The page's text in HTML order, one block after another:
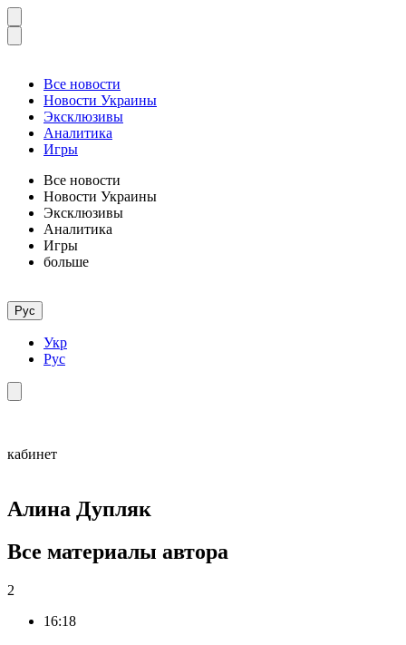
Все новости
Новости Украины
Эксклюзивы
Аналитика
Игры
Все новости
Новости Украины
Эксклюзивы
Аналитика
Игры
больше
Рус
Укр
Рус
кабинет
Алина Дупляк
Все материалы автора
2
16:18